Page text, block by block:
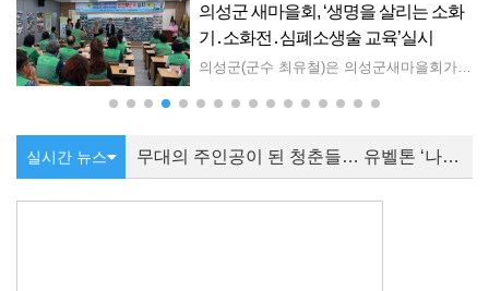
의성군 새마을회, ‘생명을 살리는 소화
기․소화전․심폐소생술 교육’실시
의성군(군수 최유철)은 의성군새마을회가 지난 8월 6일 의성군새마을회관에서 관내 18개 읍․면 새마을회 회장단 등 40여 명을 대상으로‘생명을 살리는소화기․소화전․심폐소생술 교육’을 실시했다고 밝혔다. 이날 교육에서는 소화기와 옥내 소화전의 올바른 사용법을 비롯해 화재발생 시 초기 대응 요령을 익히고, 심폐소생술과 자동심장충격기 사용법을직접 실습하며 실제 응급상황에 대비할 수 있는 능력을 키웠다. 특히 교육 참석자들은 화재 초기 진압의 중요성과 심정지 환자의 골든타임확보를 위해 심폐소생술의 필요성을 배우고, 반복 실습을 통해 위기 상황에서도 침착하게 대응할 수 있는 실질적인 역량을 강화하는 시간을 가졌다. 박희용 의성군새마을회장은 “화재와 응급상황은 누구에게나 예고 없이 찾아올수 있는 만큼 이번 교육이 소중한 생명과 재산을 지키는 데 큰 도움이되길 바란다”며 “앞으로도 새마을지도자들이 지역 안전지킴이로서 역할을다할 수 있도록 다양한 안전 교육을 지속적으로 추진하겠다”고 밝혔다. 최유철 의성군수는 “지역사회의 안전은 작은 관심과 올바른 대응 능력에서 시작된다”며 “새마을지도자들이 이번 교육을 통해 익힌 지식과 실습 경험을 바탕으로 각 마을에서 안전 문화 확산과 군민의 생명 보호에 앞장서주시길 바란다”고 당부했다.
실시간 뉴스 무대의 주인공이 된 청춘들… 유벨톤 ‘나는 연주자다 8’
세종경찰청, 여름철 치안현장 점검